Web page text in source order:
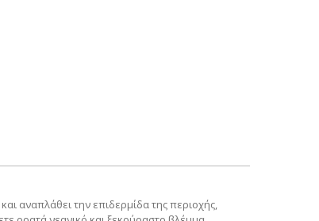
αναπλάθει την επιδερμίδα της περιοχής,